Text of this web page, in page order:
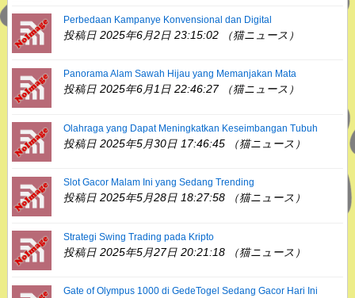
Perbedaan Kampanye Konvensional dan Digital
投稿日 2025年6月2日 23:15:02 （猫ニュース）
Panorama Alam Sawah Hijau yang Memanjakan Mata
投稿日 2025年6月1日 22:46:27 （猫ニュース）
Olahraga yang Dapat Meningkatkan Keseimbangan Tubuh
投稿日 2025年5月30日 17:46:45 （猫ニュース）
Slot Gacor Malam Ini yang Sedang Trending
投稿日 2025年5月28日 18:27:58 （猫ニュース）
Strategi Swing Trading pada Kripto
投稿日 2025年5月27日 20:21:18 （猫ニュース）
Gate of Olympus 1000 di GedeTogel Sedang Gacor Hari Ini